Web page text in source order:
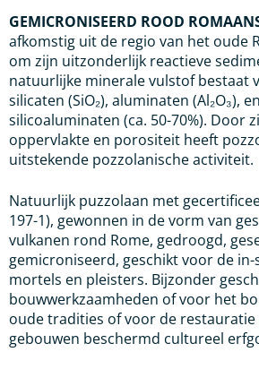
GEMICRONISEERD ROOD
afkomstig uit de regio van het oude
om zijn uitzonderlijk reactieve
natuurlijke minerale vulstof bestaat
silicaten (SiO₂), aluminaten (Al₂O₃),
silicoaluminaten (ca. 50-70%). Door
oppervlakte en porositeit heeft
uitstekende pozzolanische activiteit.
Natuurlijk puzzolaan met
197-1), gewonnen in de vorm van
vulkanen rond Rome, gedroogd,
gemicroniseerd, geschikt voor de
mortels en pleisters. Bijzonder
bouwwerkzaamheden of voor het
oude tradities of voor de
gebouwen beschermd cultureel